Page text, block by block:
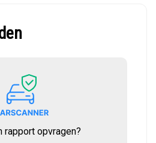
rapport opvragen?